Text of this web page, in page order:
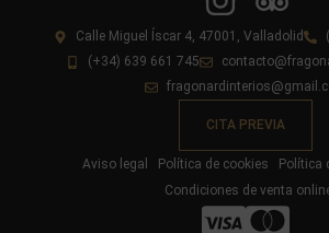
Calle Miguel Íscar 4, 47001, Valladolid
(+34) 639 661 745
CITA PREVIA
Aviso legal Política de cookies
Política
Condiciones de venta